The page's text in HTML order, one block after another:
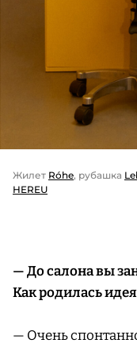
Жилет Róhe, рубашка
HEREU
— До салона вы
Как родилась
— Очень